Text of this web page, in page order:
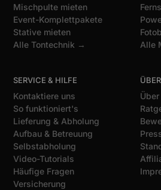
Mischpulte mieten
Event-Komplettpakete
Stative mieten
Alle Tontechnik →
Alle
SERVICE & HILFE
Kontaktiere uns
So funktioniert's
Lieferung & Abholung
Aufbau & Betreuung
Selbstabholung
Video-Tutorials
Häufige Fragen
Versicherung